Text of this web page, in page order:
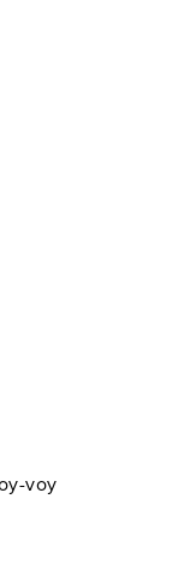
voy